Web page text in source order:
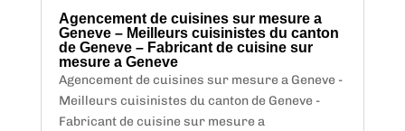
Agencement de cuisines sur mesure a
Geneve – Meilleurs cuisinistes du canton
de Geneve – Fabricant de cuisine sur
mesure a Geneve
Agencement de cuisines sur mesure a Geneve -
Meilleurs cuisinistes du canton de Geneve -
Fabricant de cuisine sur mesure a